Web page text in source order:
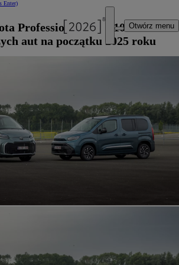
Enter)
Otwórz menu
Professional w Top10
aut na początku 2025 roku